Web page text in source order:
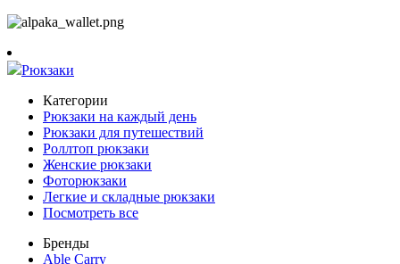
Рюкзаки
Категории
Рюкзаки на каждый день
Рюкзаки для путешествий
Роллтоп рюкзаки
Женские рюкзаки
Фоторюкзаки
Легкие и складные рюкзаки
Посмотреть все
Бренды
Able Carry